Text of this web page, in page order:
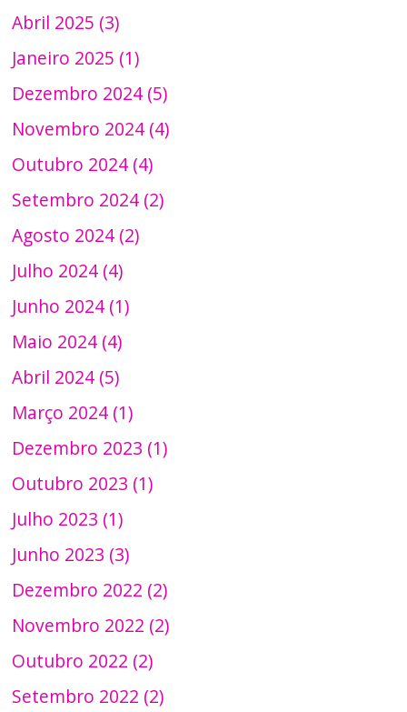
Abril 2025 (3)
Janeiro 2025 (1)
Dezembro 2024 (5)
Novembro 2024 (4)
Outubro 2024 (4)
Setembro 2024 (2)
Agosto 2024 (2)
Julho 2024 (4)
Junho 2024 (1)
Maio 2024 (4)
Abril 2024 (5)
Março 2024 (1)
Dezembro 2023 (1)
Outubro 2023 (1)
Julho 2023 (1)
Junho 2023 (3)
Dezembro 2022 (2)
Novembro 2022 (2)
Outubro 2022 (2)
Setembro 2022 (2)